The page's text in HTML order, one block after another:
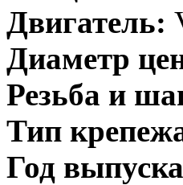
Двигатель:
Диаметр
Резьба и
Тип
Год